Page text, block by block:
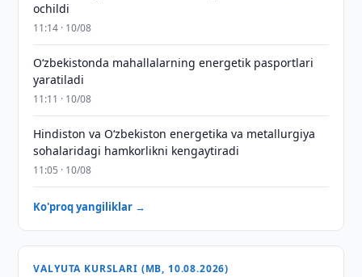
ochildi
11:14 · 10/08
O‘zbekistonda mahallalarning energetik pasportlari
yaratiladi
11:11 · 10/08
Hindiston va Oʻzbekiston energetika va metallurgiya
sohalaridagi hamkorlikni kengaytiradi
11:05 · 10/08
Ko'proq yangiliklar →
VALYUTA KURSLARI (MB, 10.08.2026)